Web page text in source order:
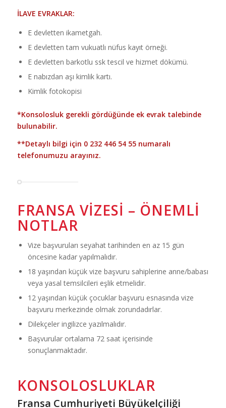
İLAVE EVRAKLAR:
E devletten ikametgah.
E devletten tam vukuatlı nüfus kayıt örneği.
E devletten barkotlu ssk tescil ve hizmet dökümü.
E nabızdan aşı kimlik kartı.
Kimlik fotokopisi
*Konsolosluk gerekli gördüğünde ek evrak talebinde
bulunabilir.
**Detaylı bilgi için 0 232 446 54 55numaralı
telefonumuzu arayınız.
FRANSA VIZESI – ÖNEMLI
NOTLAR
Vize başvuruları seyahat tarihinden en az 15 gün
öncesine kadar yapılmalıdır.
18 yaşından küçük vize başvuru sahiplerine anne/babası
veya yasal temsilcileri eşlik etmelidir.
12 yaşından küçük çocuklar başvuru esnasında vize
başvuru merkezinde olmak zorundadırlar.
Dilekçeler ingilizce yazılmalıdır.
Başvurular ortalama 72 saat içerisinde
sonuçlanmaktadır.
KONSOLOSLUKLAR
Fransa Cumhuriyeti Büyükelçiliği